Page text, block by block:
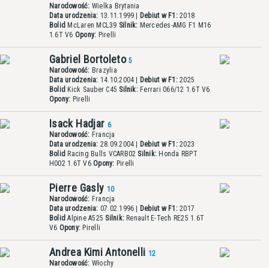
Narodowość: Wielka Brytania
Data urodzenia: 13.11.1999 | Debiut w F1:2018
Bolid McLaren MCL39 Silnik: Mercedes-AMG F1 M16
1.6T V6 Opony: Pirelli
Gabriel Bortoleto5
Narodowość: Brazylia
Data urodzenia: 14.10.2004 | Debiut w F1:2025
Bolid Kick Sauber C45 Silnik:Ferrari 066/12 1.6T V6
Opony: Pirelli
Isack Hadjar 6
Narodowość: Francja
Data urodzenia: 28.09.2004 | Debiut w F1:2023
Bolid Racing Bulls VCARB02 Silnik: Honda RBPT
H002 1.6T V6 Opony: Pirelli
Pierre Gasly 10
Narodowość: Francja
Data urodzenia: 07.02.1996 | Debiut w F1:2017
Bolid Alpine A525 Silnik: Renault E-Tech RE25 1.6T
V6 Opony: Pirelli
Andrea Kimi Antonelli 12
Narodowość: Włochy